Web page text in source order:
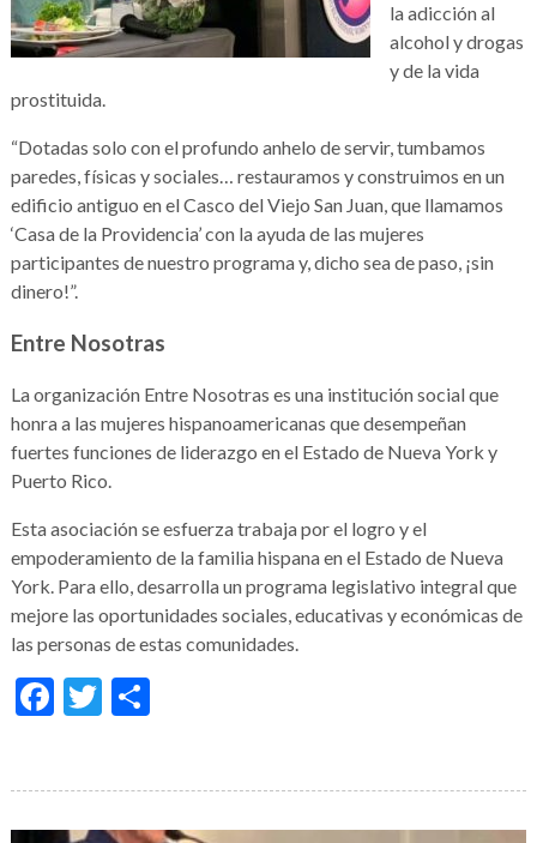
la adicción al
alcohol y drogas
y de la vida
prostituida.
“Dotadas solo con el profundo anhelo de servir, tumbamos
paredes, físicas y sociales… restauramos y construimos en un
edificio antiguo en el Casco del Viejo San Juan, que llamamos
‘Casa de la Providencia’ con la ayuda de las mujeres
participantes de nuestro programa y, dicho sea de paso, ¡sin
dinero!”.
Entre Nosotras
La organización Entre Nosotras es una institución social que
honra a las mujeres hispanoamericanas que desempeñan
fuertes funciones de liderazgo en el Estado de Nueva York y
Puerto Rico.
Esta asociación se esfuerza trabaja por el logro y el
empoderamiento de la familia hispana en el Estado de Nueva
York. Para ello, desarrolla un programa legislativo integral que
mejore las oportunidades sociales, educativas y económicas de
las personas de estas comunidades.
Facebook
Twitter
Compartir
de